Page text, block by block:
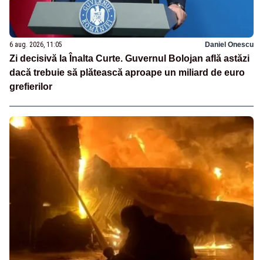
6 aug. 2026, 11:05 Daniel Onescu
Zi decisivă la Înalta Curte. Guvernul Bolojan află astăzi
dacă trebuie să plătească aproape un miliard de euro
grefierilor